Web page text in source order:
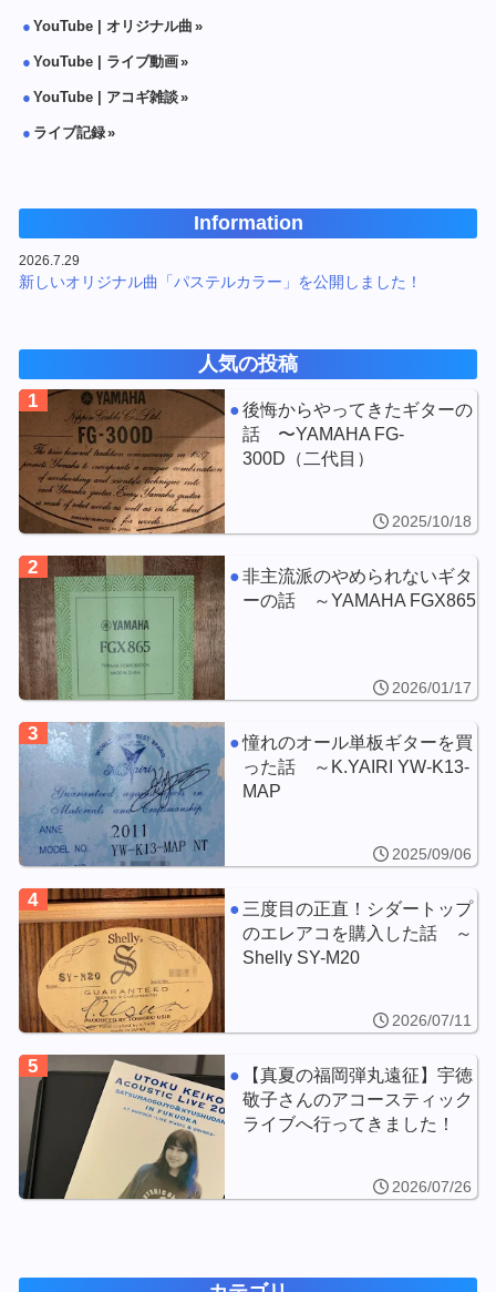
YouTube | オリジナル曲
YouTube | ライブ動画
YouTube | アコギ雑談
ライブ記録
Information
2026.7.29
新しいオリジナル曲「パステルカラー」を公開しました！
人気の投稿
1
後悔からやってきたギターの
話 〜YAMAHA FG-
300D（二代目）
2025/10/18
2
非主流派のやめられないギタ
ーの話 ～YAMAHA FGX865
2026/01/17
3
憧れのオール単板ギターを買
った話 ～K.YAIRI YW-K13-
MAP
2025/09/06
4
三度目の正直！シダートップ
のエレアコを購入した話 ～
Shelly SY-M20
2026/07/11
5
【真夏の福岡弾丸遠征】宇徳
敬子さんのアコースティック
ライブへ行ってきました！
2026/07/26